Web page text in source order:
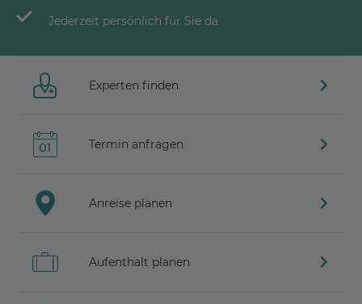
Jederzeit persönlich für Sie da
Experten finden
Termin anfragen
Anreise planen
Aufenthalt planen